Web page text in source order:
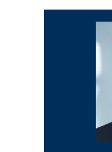
Nos
objectif :